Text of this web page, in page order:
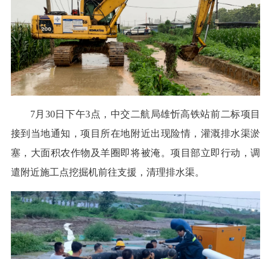
7月30日下午3点，中交二航局雄忻高铁站前二标项目
接到当地通知，项目所在地附近出现险情，灌溉排水渠淤
塞，大面积农作物及羊圈即将被淹。项目部立即行动，调
遣附近施工点挖掘机前往支援，清理排水渠。